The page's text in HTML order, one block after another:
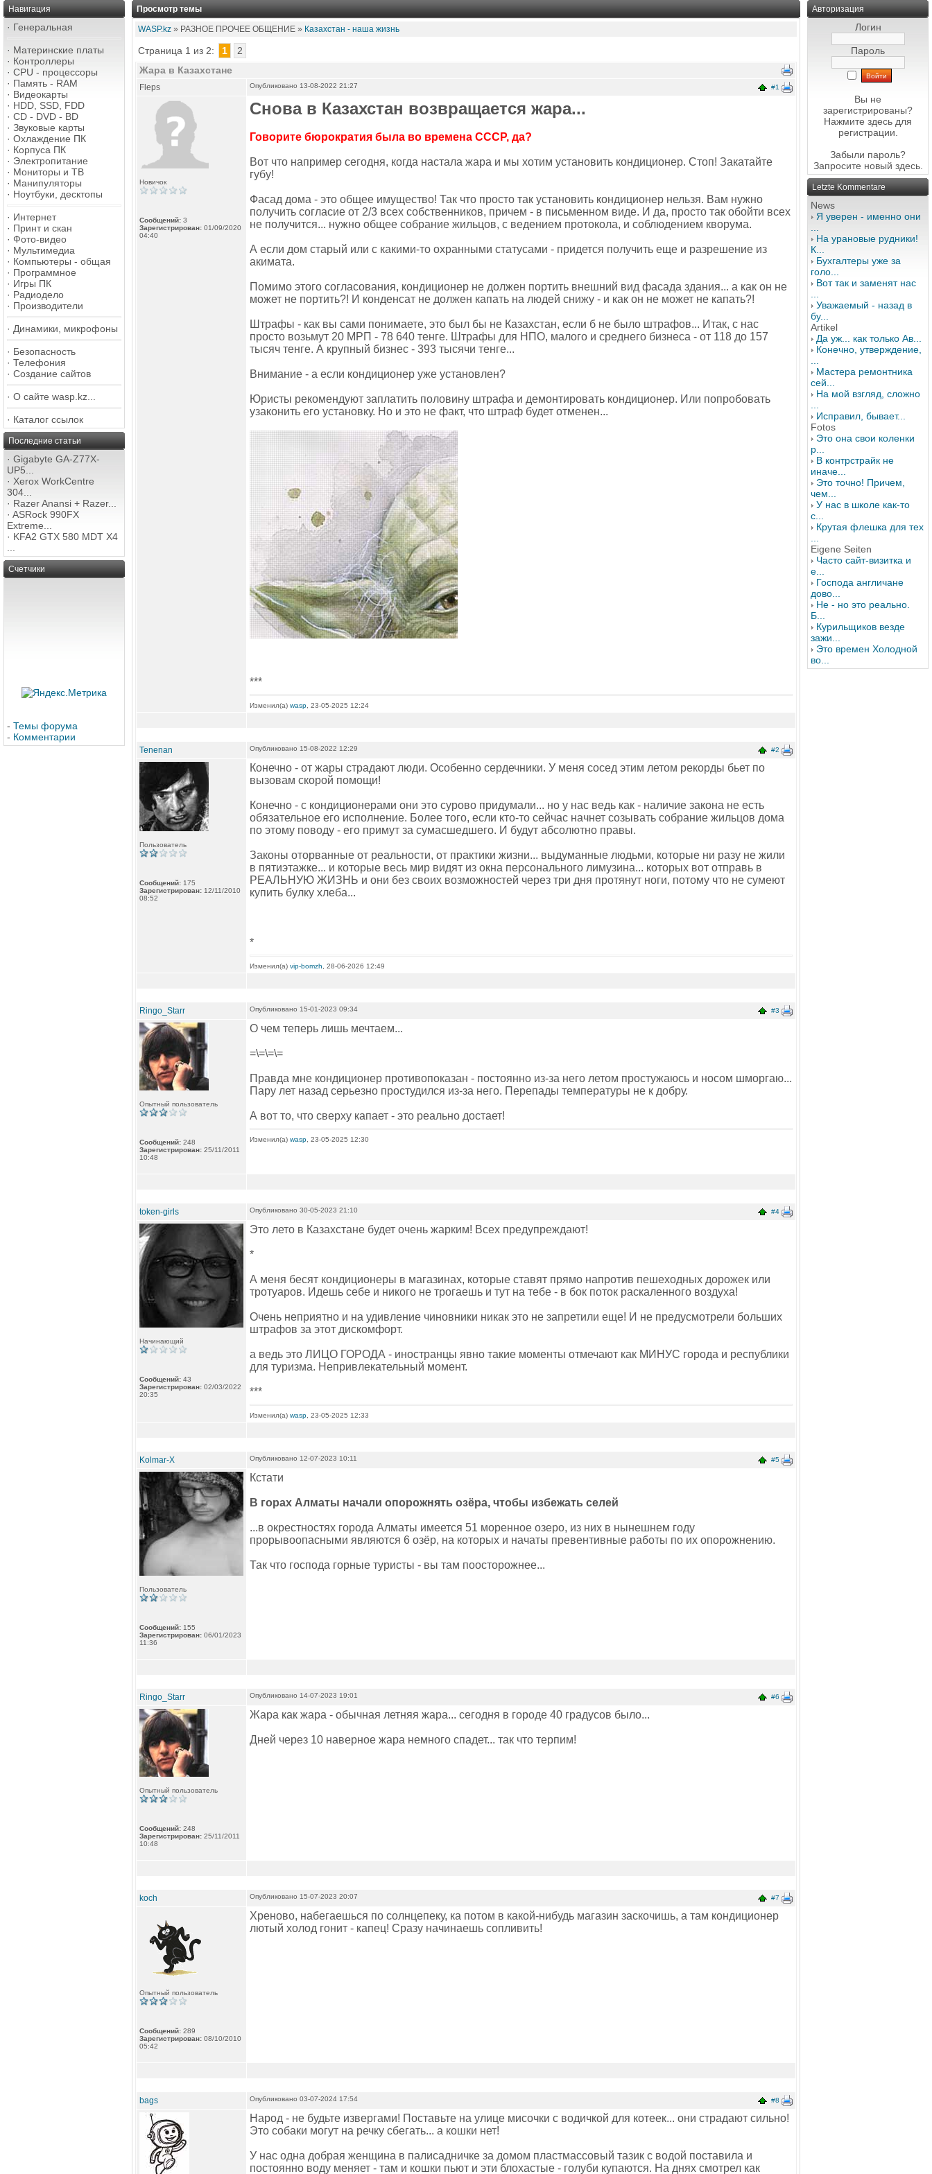
Навигация
· Генеральная
· Материнские платы
· Контроллеры
· CPU - процессоры
· Память - RAM
· Видеокарты
· HDD, SSD, FDD
· CD - DVD - BD
· Звуковые карты
· Охлаждение ПК
· Корпуса ПК
· Электропитание
· Мониторы и ТВ
· Манипуляторы
· Ноутбуки, десктопы
· Интернет
· Принт и скан
· Фото-видео
· Мультимедиа
· Компьютеры - общая
· Программное
· Игры ПК
· Радиодело
· Производители
· Динамики, микрофоны
· Безопасность
· Телефония
· Создание сайтов
· О сайте wasp.kz...
· Каталог ссылок
Последние статьи
· Gigabyte GA-Z77X-
UP5...
· Xerox WorkCentre
304...
· Razer Anansi + Razer...
· ASRock 990FX
Extreme...
· KFA2 GTX 580 MDT X4
Счетчики
- Темы форума
- Комментарии
Просмотр темы
WASP.kz » РАЗНОЕ ПРОЧЕЕ ОБЩЕНИЕ » Казахстан - наша жизнь
Страница 1 из 2: 1
2
Жара в Казахстане
Fleps #1
Опубликовано 13-08-2022 21:27
Новичок
Сообщений: 3
Зарегистрирован: 01/09/2020
04:40
Снова в Казахстан возвращается жара...
Говорите бюрократия была во времена СССР, да?
Вот что например сегодня, когда настала жара и мы хотим установить кондиционер. Стоп! Закатайте
губу!
Фасад дома - это общее имущество! Так что просто так установить кондиционер нельзя. Вам нужно
получить согласие от 2/3 всех собственников, причем - в письменном виде. И да, просто так обойти всех
не получится... нужно общее собрание жильцов, с ведением протокола, и соблюдением кворума.
А если дом старый или с какими-то охранными статусами - придется получить еще и разрешение из
акимата.
Помимо этого согласования, кондиционер не должен портить внешний вид фасада здания... а как он не
может не портить?! И конденсат не должен капать на людей снижу - и как он не может не капать?!
Штрафы - как вы сами понимаете, это был бы не Казахстан, если б не было штрафов... Итак, с нас
просто возьмут 20 МРП - 78 640 тенге. Штрафы для НПО, малого и среднего бизнеса - от 118 до 157
тысяч тенге. А крупный бизнес - 393 тысячи тенге...
Внимание - а если кондиционер уже установлен?
Юристы рекомендуют заплатить половину штрафа и демонтировать кондиционер. Или попробовать
узаконить его установку. Но и это не факт, что штраф будет отменен...
***
Изменил(а) wasp , 23-05-2025 12:24
Tenenan #2
Опубликовано 15-08-2022 12:29
Пользователь
Сообщений: 175
Зарегистрирован: 12/11/2010
08:52
Конечно - от жары страдают люди. Особенно сердечники. У меня сосед этим летом рекорды бьет по
вызовам скорой помощи!
Конечно - с кондиционерами они это сурово придумали... но у нас ведь как - наличие закона не есть
обязательное его исполнение. Более того, если кто-то сейчас начнет созывать собрание жильцов дома
по этому поводу - его примут за сумасшедшего. И будут абсолютно правы.
Законы оторванные от реальности, от практики жизни... выдуманные людьми, которые ни разу не жили
в пятиэтажке... и которые весь мир видят из окна персонального лимузина... которых вот отправь в
РЕАЛЬНУЮ ЖИЗНЬ и они без своих возможностей через три дня протянут ноги, потому что не сумеют
купить булку хлеба...
*
Изменил(а) vip-bomzh , 28-06-2026 12:49
Ringo_Starr #3
Опубликовано 15-01-2023 09:34
Опытный пользователь
Сообщений: 248
Зарегистрирован: 25/11/2011
10:48
О чем теперь лишь мечтаем...
=\=\=\=
Правда мне кондиционер противопоказан - постоянно из-за него летом простужаюсь и носом шморгаю...
Пару лет назад серьезно простудился из-за него. Перепады температуры не к добру.
А вот то, что сверху капает - это реально достает!
Изменил(а) wasp , 23-05-2025 12:30
token-girls #4
Опубликовано 30-05-2023 21:10
Начинающий
Сообщений: 43
Зарегистрирован: 02/03/2022
20:35
Это лето в Казахстане будет очень жарким! Всех предупреждают!
*
А меня бесят кондиционеры в магазинах, которые ставят прямо напротив пешеходных дорожек или
тротуаров. Идешь себе и никого не трогаешь и тут на тебе - в бок поток раскаленного воздуха!
Очень неприятно и на удивление чиновники никак это не запретили еще! И не предусмотрели больших
штрафов за этот дискомфорт.
а ведь это ЛИЦО ГОРОДА - иностранцы явно такие моменты отмечают как МИНУС города и республики
для туризма. Непривлекательный момент.
***
Изменил(а) wasp , 23-05-2025 12:33
Kolmar-X #5
Опубликовано 12-07-2023 10:11
Пользователь
Сообщений: 155
Зарегистрирован: 06/01/2023
11:36
Кстати
В горах Алматы начали опорожнять озёра, чтобы избежать селей
...в окрестностях города Алматы имеется 51 моренное озеро, из них в нынешнем году
прорывоопасными являются 6 озёр, на которых и начаты превентивные работы по их опорожнению.
Так что господа горные туристы - вы там поосторожнее...
Ringo_Starr #6
Опубликовано 14-07-2023 19:01
Опытный пользователь
Сообщений: 248
Зарегистрирован: 25/11/2011
10:48
Жара как жара - обычная летняя жара... сегодня в городе 40 градусов было...
Дней через 10 наверное жара немного спадет... так что терпим!
koch #7
Опубликовано 15-07-2023 20:07
Опытный пользователь
Сообщений: 289
Зарегистрирован: 08/10/2010
05:42
Хреново, набегаешься по солнцепеку, ка потом в какой-нибудь магазин заскочишь, а там кондиционер
лютый холод гонит - капец! Сразу начинаешь сопливить!
bags #8
Опубликовано 03-07-2024 17:54
Народ - не будьте извергами! Поставьте на улице мисочки с водичкой для котеек... они страдают сильно!
Это собаки могут на речку сбегать... а кошки нет!
У нас одна добрая женщина в палисадничке за домом пластмассовый тазик с водой поставила и
постоянно воду меняет - там и кошки пьют и эти блохастые - голуби купаются. На днях смотрел как
Авторизация
Логин
Пароль
Вы не
зарегистрированы?
Нажмите здесь для
регистрации.
Забыли пароль?
Запросите новый здесь.
Letzte Kommentare
News
Я уверен - именно они
На урановые рудники!
К...
Бухгалтеры уже за
голо...
Вот так и заменят нас
Уважаемый - назад в
бу...
Artikel
Да уж... как только Ав...
Конечно, утверждение,
Мастера ремонтника
сей...
На мой взгляд, сложно
Исправил, бывает...
Fotos
Это она свои коленки
р...
В контрстрайк не
иначе...
Это точно! Причем,
чем...
У нас в школе как-то
с...
Крутая флешка для тех
Eigene Seiten
Часто сайт-визитка и
е...
Господа англичане
дово...
Не - но это реально.
Б...
Курильщиков везде
зажи...
Это времен Холодной
во...